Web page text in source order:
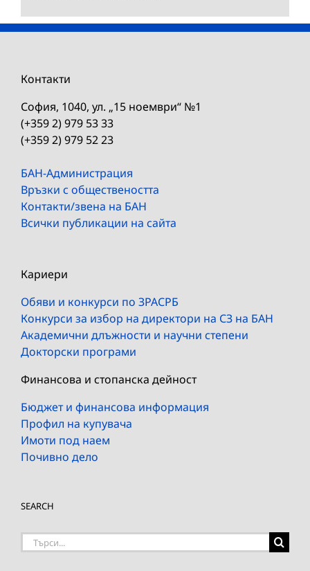
Контакти
София, 1040, ул. „15 ноември“ №1
(+359 2) 979 53 33
(+359 2) 979 52 23
БАН-Администрация
Връзки с обществеността
Контакти/звена на БАН
Всички публикации на сайта
Кариери
Обяви и конкурси по ЗРАСРБ
Конкурси за избор на директори на СЗ на БАН
Академични длъжности и научни степени
Докторски програми
Финансова и стопанска дейност
Бюджет и финансова информация
Профил на купувача
Имоти под наем
Почивно дело
SEARCH
Търсене